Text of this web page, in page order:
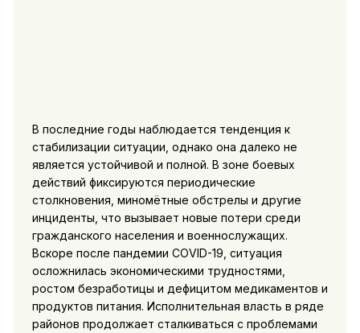
В последние годы наблюдается тенденция к
стабилизации ситуации, однако она далеко не
является устойчивой и полной. В зоне боевых
действий фиксируются периодические
столкновения, миномётные обстрелы и другие
инциденты, что вызывает новые потери среди
гражданского населения и военнослужащих.
Вскоре после пандемии COVID-19, ситуация
осложнилась экономическими трудностями,
ростом безработицы и дефицитом медикаментов и
продуктов питания. Исполнительная власть в ряде
районов продолжает сталкиваться с проблемами